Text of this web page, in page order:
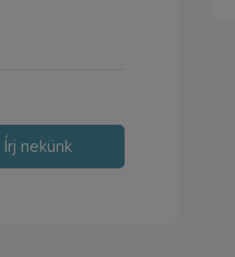
Írj nekünk